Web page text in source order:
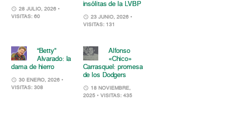
28 JULIO, 2026 •
VISITAS: 60
insólitas de la LVBP
23 JUNIO, 2026 •
VISITAS: 131
“Betty”
Alvarado: la
dama de hierro
30 ENERO, 2026 •
VISITAS: 308
Alfonso
«Chico»
Carrasquel: promesa
de los Dodgers
18 NOVIEMBRE,
2025 • VISITAS: 435